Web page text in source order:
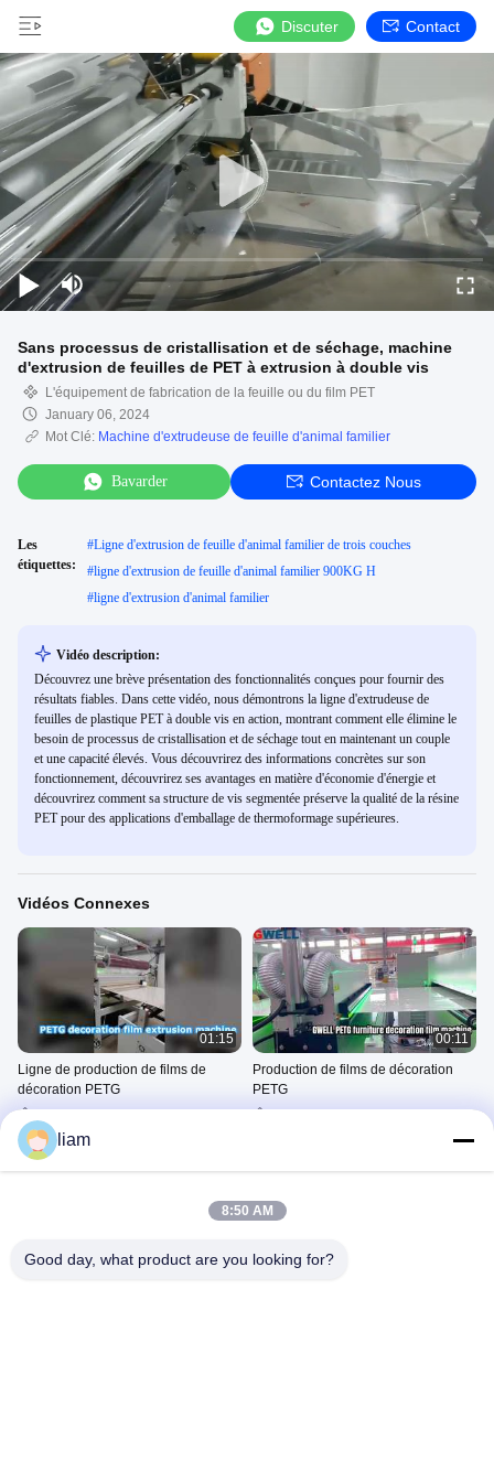
Discuter Contact
Sans processus de cristallisation et de séchage, machine
d'extrusion de feuilles de PET à extrusion à double vis
L'équipement de fabrication de la feuille ou du film PET
January 06, 2024
Mot Clé: Machine d'extrudeuse de feuille d'animal familier
Bavarder Contactez Nous
Les
étiquettes:
#Ligne d'extrusion de feuille d'animal familier de trois couches
#ligne d'extrusion de feuille d'animal familier 900KG H
#ligne d'extrusion d'animal familier
Vidéo description:
Découvrez une brève présentation des fonctionnalités conçues pour fournir des
résultats fiables. Dans cette vidéo, nous démontrons la ligne d'extrudeuse de
feuilles de plastique PET à double vis en action, montrant comment elle élimine le
besoin de processus de cristallisation et de séchage tout en maintenant un couple
et une capacité élevés. Vous découvrirez des informations concrètes sur son
fonctionnement, découvrirez ses avantages en matière d'économie d'énergie et
découvrirez comment sa structure de vis segmentée préserve la qualité de la résine
PET pour des applications d'emballage de thermoformage supérieures.
Vidéos Connexes
01:15
Ligne de production de films de
décoration PETG
De La Feuille Ou Du Film PET
March 05, 2026
00:11
Production de films de décoration
PETG
liam
8:50 AM
Good day, what product are you looking for?